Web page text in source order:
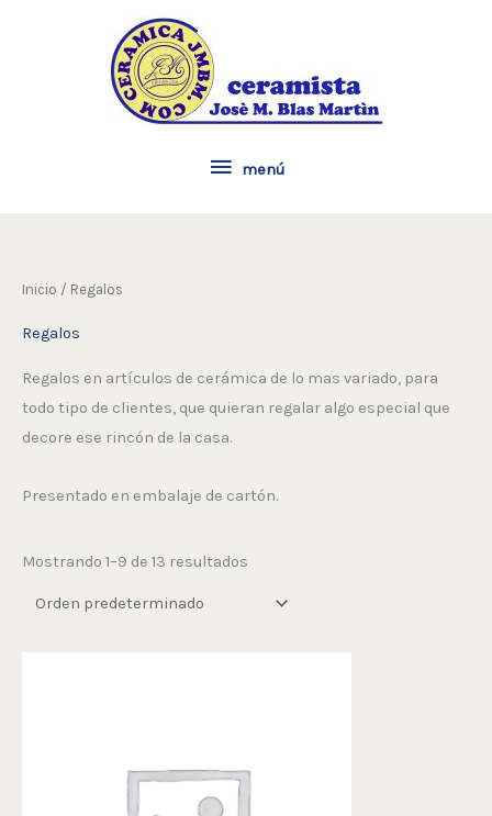
menú
menú
Inicio / Regalos
Regalos
Regalos en artículos de cerámica de lo mas variado, para
todo tipo de clientes, que quieran regalar algo especial que
decore ese rincón de la casa.
Presentado en embalaje de cartón.
Mostrando 1–9 de 13 resultados